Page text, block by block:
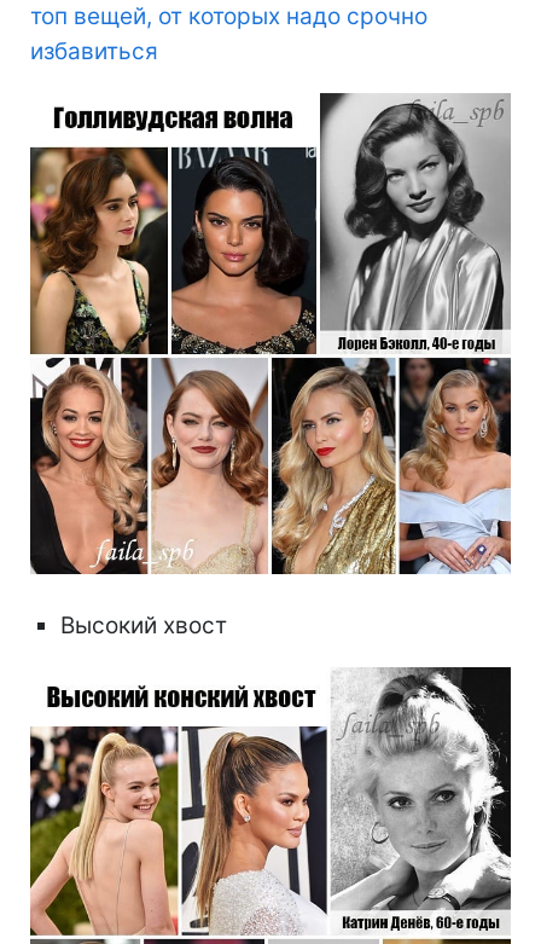
топ вещей, от которых надо срочно
избавиться
Высокий хвост